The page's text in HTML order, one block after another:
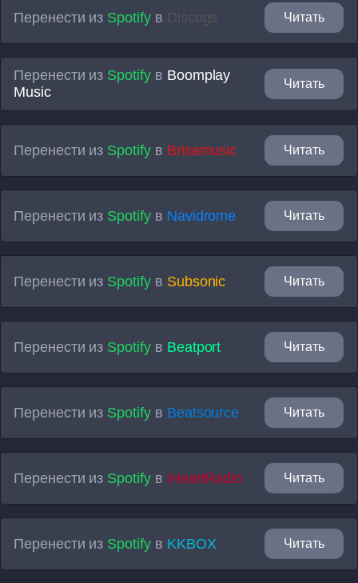
Перенести из Spotifyв Discogs Читать
Перенести из Spotifyв Boomplay
Music
Читать
Перенести из Spotifyв Brisamusic Читать
Перенести из Spotifyв Navidrome Читать
Перенести из Spotifyв Subsonic Читать
Перенести из Spotifyв Beatport Читать
Перенести из Spotifyв Beatsource Читать
Перенести из Spotifyв iHeartRadio Читать
Перенести из Spotifyв KKBOX Читать